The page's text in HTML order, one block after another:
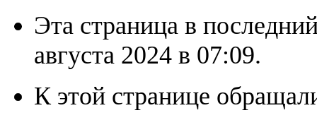
Эта страница в
августа 2024 в 07:09.
К этой странице